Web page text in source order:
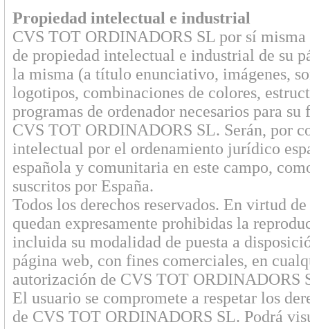
Propiedad intelectual e industrial
CVS TOT ORDINADORS SL por sí misma
de propiedad intelectual e industrial de su
la misma (a título enunciativo, imágenes,
logotipos, combinaciones de colores,
programas de ordenador necesarios para
CVS TOT ORDINADORS SL. Serán, por
intelectual por el ordenamiento jurídico
española y comunitaria en este campo,
suscritos por España.
Todos los derechos reservados. En virtud
quedan expresamente prohibidas la
incluida su modalidad de puesta a
página web, con fines comerciales, en
autorización de CVS TOT ORDINADORS
El usuario se compromete a respetar los
de CVS TOT ORDINADORS SL. Podrá